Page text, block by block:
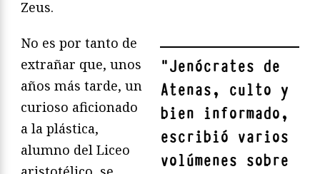
Zeus.
"Jenócrates de
Atenas, culto y
bien informado,
escribió varios
volúmenes sobre
No es por tanto de
extrañar que, unos
años más tarde, un
curioso aficionado
a la plástica,
alumno del Liceo